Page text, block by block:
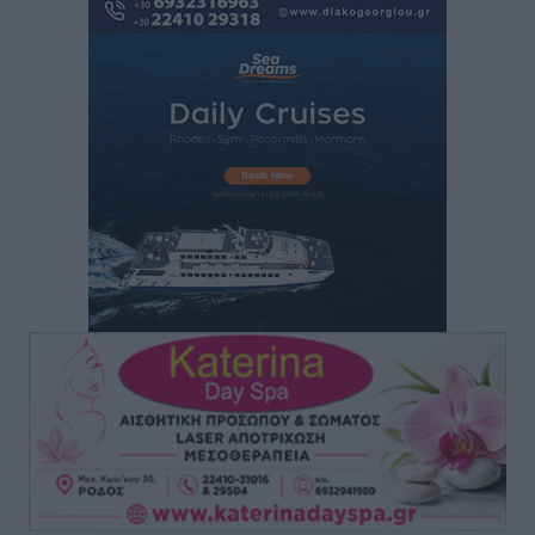
πριν 3 ώρες
πριν 3 ώρες
Τουρισμός: «Φτωχός συγγενής κάμπινγκ και
Ειδήσεις• πριν 3 ώρες
Έφυγε από τη ζωή ο επί σειρά ετών εφημέριος στον
ιερό Ναό του Αγίου Νικολάου Παστίδας Μιχαήλ
Καψάλης
Τοπικές Ειδήσεις• πριν 20 ώρες
Αποκαλυπτήρια για την «Ατζέντα 2030» από το βήμα
της ΔΕΘ
πριν 22 ώρες